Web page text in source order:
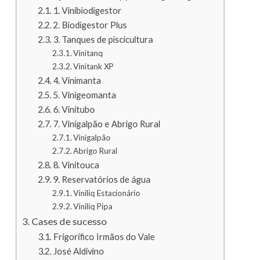
1. Vinibiodigestor
2. Biodigestor Plus
3. Tanques de piscicultura
Vinitanq
Vinitank XP
4. Vinimanta
5. Vinigeomanta
6. Vinitubo
7. Vinigalpão e Abrigo Rural
Vinigalpão
Abrigo Rural
8. Vinitouca
9. Reservatórios de água
Viniliq Estacionário
Viniliq Pipa
Cases de sucesso
Frigorífico Irmãos do Vale
José Aldivino